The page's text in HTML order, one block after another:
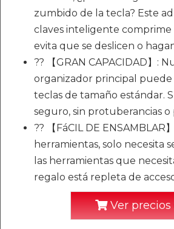
zumbido de la tecla? Este
claves inteligente comprime
evita que se deslicen o
?? 【GRAN CAPACIDAD】:
organizador principal puede
teclas de tamaño estándar.
seguro, sin protuberancias o
?? 【FáCIL DE ENSAMBLAR
herramientas, solo necesita
las herramientas que
regalo está repleta de
Ver